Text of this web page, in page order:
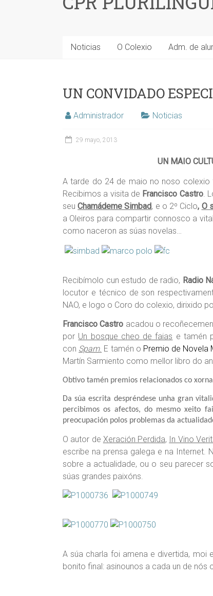
Noticias O Colexio Adm. de
UN CONVIDADO
Administrador Noticias
29 mayo, 2013
UN MAIO
A tarde do 24 de maio no noso colexio
Recibimos a visita de Francisco Castro.
seuChamádeme Simbad, e o 2º Ciclo, O
a Oleiros para compartir connosco a
como naceron as súas novelas…
Recibímolo cun estudo de radio, Radio
locutor e técnico de son
NAO, e logo o Coro do colexio, dirixido
Francisco Castro acadou o
por Un bosque cheo de faias e tamén
con Spam. E tamén o Premio de Novela
Martín Sarmiento como mellor libro do
Obtivo tamén premios relacionados co
Da súa escrita despréndese unha gran
percibimos os afectos, do mesmo xeito
preocupación polos problemas da
O autor de Xeración Perdida, In Vino
escribe na prensa galega e na Internet.
sobre a actualidade, ou o seu parecer
súas grandes paixóns.
A súa charla foi amena e divertida, moi
bonito final: asinounos a cada un de nós